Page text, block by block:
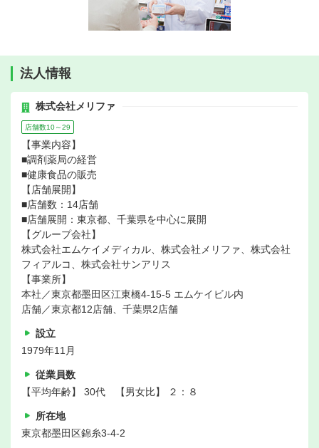
法人情報
株式会社メリファ
店舗数10～29
【事業内容】
■調剤薬局の経営
■健康食品の販売
【店舗展開】
■店舗数：14店舗
■店舗展開：東京都、千葉県を中心に展開
【グループ会社】
株式会社エムケイメディカル、株式会社メリファ、株式会社
フィアルコ、株式会社サンアリス
【事業所】
本社／東京都墨田区江東橋4-15-5 エムケイビル内
店舗／東京都12店舗、千葉県2店舗
設立
1979年11月
従業員数
【平均年齢】 30代 【男女比】 ２：８
所在地
東京都墨田区錦糸3-4-2